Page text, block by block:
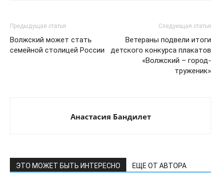
Предыдущая статья
Волжский может стать
семейной столицей России
Следующая статья
Ветераны подвели итоги
детского конкурса плакатов
«Волжский – город-
труженик»
Анастасия Бандилет
ЭТО МОЖЕТ БЫТЬ ИНТЕРЕСНО ЕЩЕ ОТ АВТОРА